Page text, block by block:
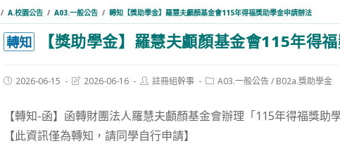
/ A.校園公告 / A03.一般公告 / 轉知【獎助學金】羅慧夫顱顏基金會115年得福獎助學金申請辦法
轉知 【獎助學金】羅慧夫顱顏基金會115年得
Post2026-06-15
Post2026-06-16
Post註冊組幹事
PostA03.一般公告/ B02a.獎助學金
【轉知-函】函轉財團法人羅慧夫顱顏基金會辦理「115年得福獎助
【此資訊僅為轉知，請同學自行申請】